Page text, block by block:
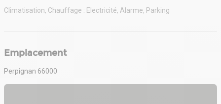
Climatisation, Chauffage : Electricité, Alarme, Parking
Emplacement
Perpignan 66000